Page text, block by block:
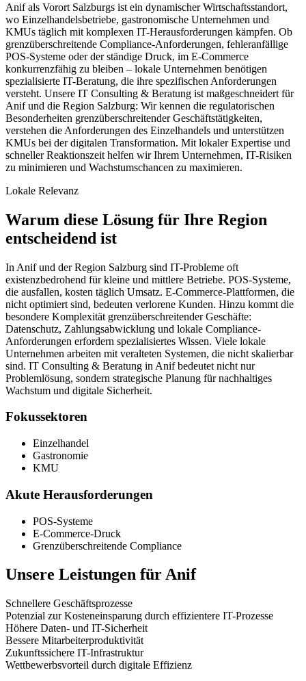
Anif als Vorort Salzburgs ist ein dynamischer Wirtschaftsstandort,
wo Einzelhandelsbetriebe, gastronomische Unternehmen und
KMUs täglich mit komplexen IT-Herausforderungen kämpfen. Ob
grenzüberschreitende Compliance-Anforderungen, fehleranfällige
POS-Systeme oder der ständige Druck, im E-Commerce
konkurrenzfähig zu bleiben – lokale Unternehmen benötigen
spezialisierte IT-Beratung, die ihre spezifischen Anforderungen
versteht. Unsere IT Consulting & Beratung ist maßgeschneidert für
Anif und die Region Salzburg: Wir kennen die regulatorischen
Besonderheiten grenzüberschreitender Geschäftstätigkeiten,
verstehen die Anforderungen des Einzelhandels und unterstützen
KMUs bei der digitalen Transformation. Mit lokaler Expertise und
schneller Reaktionszeit helfen wir Ihrem Unternehmen, IT-Risiken
zu minimieren und Wachstumschancen zu maximieren.
Lokale Relevanz
Warum diese Lösung für Ihre Region
entscheidend ist
In Anif und der Region Salzburg sind IT-Probleme oft
existenzbedrohend für kleine und mittlere Betriebe. POS-Systeme,
die ausfallen, kosten täglich Umsatz. E-Commerce-Plattformen, die
nicht optimiert sind, bedeuten verlorene Kunden. Hinzu kommt die
besondere Komplexität grenzüberschreitender Geschäfte:
Datenschutz, Zahlungsabwicklung und lokale Compliance-
Anforderungen erfordern spezialisiertes Wissen. Viele lokale
Unternehmen arbeiten mit veralteten Systemen, die nicht skalierbar
sind. IT Consulting & Beratung in Anif bedeutet nicht nur
Problemlösung, sondern strategische Planung für nachhaltiges
Wachstum und digitale Sicherheit.
Fokussektoren
Einzelhandel
Gastronomie
KMU
Akute Herausforderungen
POS-Systeme
E-Commerce-Druck
Grenzüberschreitende Compliance
Unsere Leistungen fürAnif
Schnellere Geschäftsprozesse
Potenzial zur Kosteneinsparung durch effizientere IT-Prozesse
Höhere Daten- und IT-Sicherheit
Bessere Mitarbeiterproduktivität
Zukunftssichere IT-Infrastruktur
Wettbewerbsvorteil durch digitale Effizienz